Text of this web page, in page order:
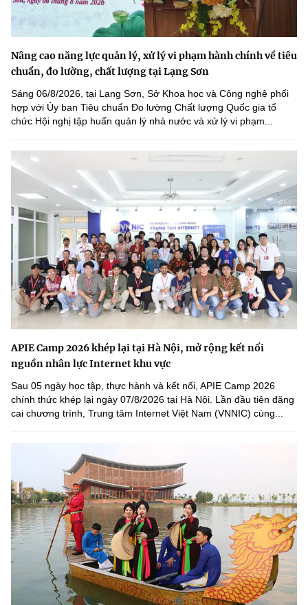
Nâng cao năng lực quản lý, xử lý vi phạm hành chính về tiêu
chuẩn, đo lường, chất lượng tại Lạng Sơn
Sáng 06/8/2026, tại Lạng Sơn, Sở Khoa học và Công nghệ phối
hợp với Ủy ban Tiêu chuẩn Đo lường Chất lượng Quốc gia tổ
chức Hội nghị tập huấn quản lý nhà nước và xử lý vi phạm...
APIE Camp 2026 khép lại tại Hà Nội, mở rộng kết nối
nguồn nhân lực Internet khu vực
Sau 05 ngày học tập, thực hành và kết nối, APIE Camp 2026
chính thức khép lại ngày 07/8/2026 tại Hà Nội. Lần đầu tiên đăng
cai chương trình, Trung tâm Internet Việt Nam (VNNIC) cùng...